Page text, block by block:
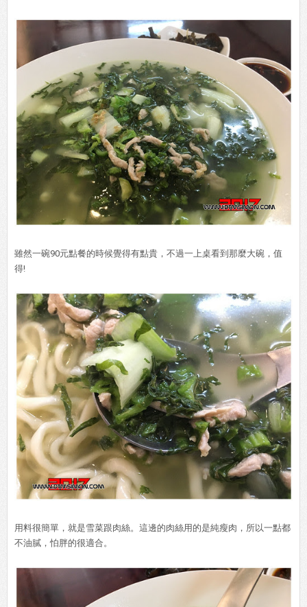
雖然一碗90元點餐的時候覺得有點貴，不過一上桌看到那麼大碗，值
得!
用料很簡單，就是雪菜跟肉絲。這邊的肉絲用的是純瘦肉，所以一點都
不油膩，怕胖的很適合。